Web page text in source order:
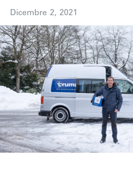
Dicembre 2, 2021